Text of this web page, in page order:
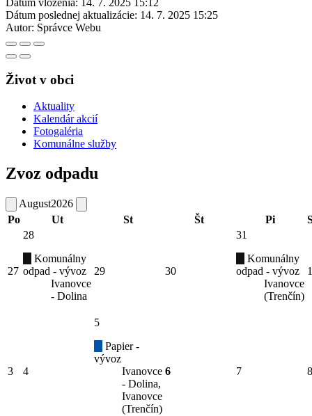
Dátum poslednej aktualizácie: 14. 7. 2025 15:25
Autor: Správce Webu
Život v obci
Aktuality
Kalendár akcií
Fotogaléria
Komunálne služby
Zvoz odpadu
August2026
Po
Ut St Št Pi
27
28
Komunálny
odpad - vývoz
Ivanovce
- Dolina
29 30
31
Komunálny
odpad - vývoz
Ivanovce
(Trenčín)
1
3 4
5
Papier -
vývoz
Ivanovce
- Dolina,
Ivanovce
(Trenčín)
6 7 8